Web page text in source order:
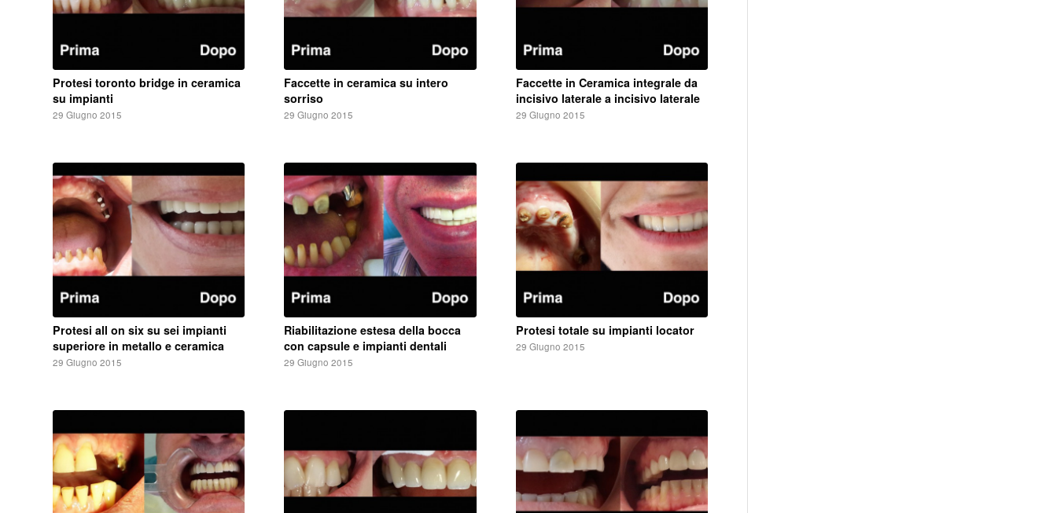
Protesi toronto bridge in ceramica
su impianti
29 Giugno 2015
Faccette in ceramica su intero
sorriso
29 Giugno 2015
Faccette in Ceramica integrale da
incisivo laterale a incisivo laterale
29 Giugno 2015
Protesi all on six su sei impianti
superiore in metallo e ceramica
29 Giugno 2015
Riabilitazione estesa della bocca
con capsule e impianti dentali
29 Giugno 2015
Protesi totale su impianti locator
29 Giugno 2015